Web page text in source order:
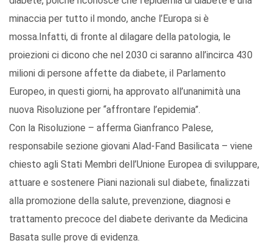
minaccia per tutto il mondo, anche l’Europa si è
mossa.Infatti, di fronte al dilagare della patologia, le
proiezioni ci dicono che nel 2030 ci saranno all’incirca 430
milioni di persone affette da diabete, il Parlamento
Europeo, in questi giorni, ha approvato all’unanimità una
nuova Risoluzione per “affrontare l’epidemia”.
Con la Risoluzione – afferma Gianfranco Palese,
responsabile sezione giovani Alad-Fand Basilicata – viene
chiesto agli Stati Membri dell’Unione Europea di sviluppare,
attuare e sostenere Piani nazionali sul diabete, finalizzati
alla promozione della salute, prevenzione, diagnosi e
trattamento precoce del diabete derivante da Medicina
Basata sulle prove di evidenza.